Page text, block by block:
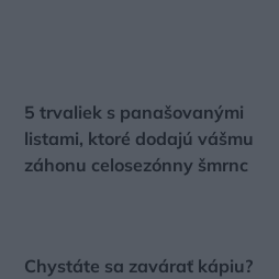
5 trvaliek s panašovanými
listami, ktoré dodajú vášmu
záhonu celosezónny šmrnc
Chystáte sa zavárať kápiu?